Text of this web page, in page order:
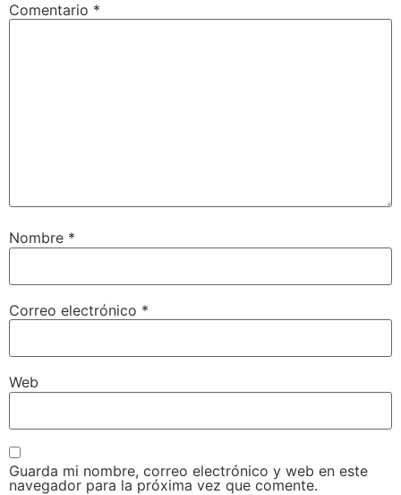
Comentario *
Nombre *
Correo electrónico *
Web
Guarda mi nombre, correo electrónico y web en este
navegador para la próxima vez que comente.